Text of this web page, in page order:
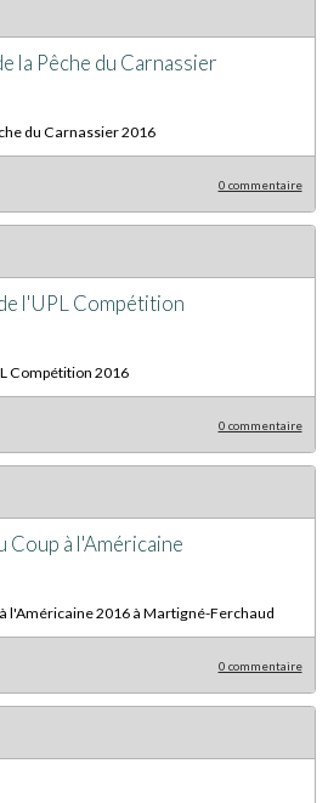
la Pêche du Carnassier
du Carnassier 2016
0 commentaire
l'UPL Compétition
Compétition 2016
0 commentaire
Coup à l'Américaine
l'Américaine 2016 à Martigné-Ferchaud
0 commentaire